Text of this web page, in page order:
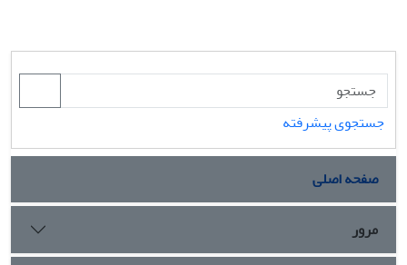
جستجوی پیشرفته
صفحه اصلی
مرور